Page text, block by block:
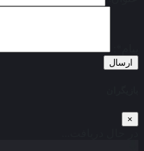
ارسال
×